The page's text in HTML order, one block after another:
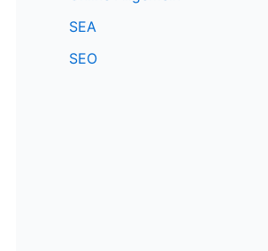
SEA
SEO